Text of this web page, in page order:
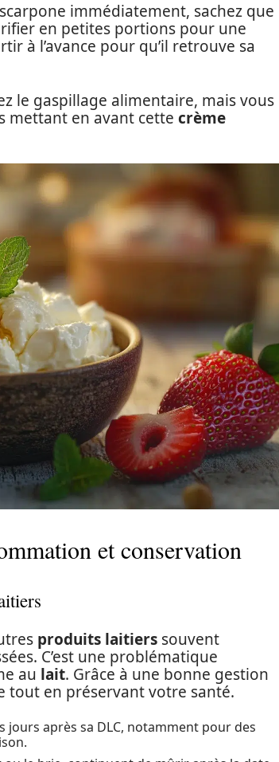
immédiatement, sachez que
en petites portions pour une
à l’avance pour qu’il retrouve sa
le gaspillage alimentaire, mais vous
mettant en avant cette crème
et conservation
produits laitiers souvent
C’est une problématique
au lait. Grâce à une bonne gestion
tout en préservant votre santé.
jours après sa DLC, notamment pour des